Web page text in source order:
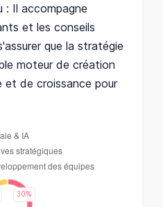
: Il accompagne
et les conseils
que la stratégie
moteur de création
et de croissance pour